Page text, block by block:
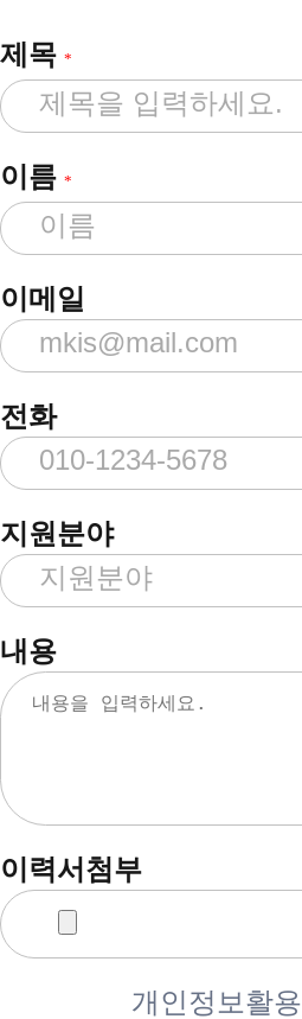
제목 *
이름 *
이메일
전화
지원분야
내용
이력서첨부
개인정보활